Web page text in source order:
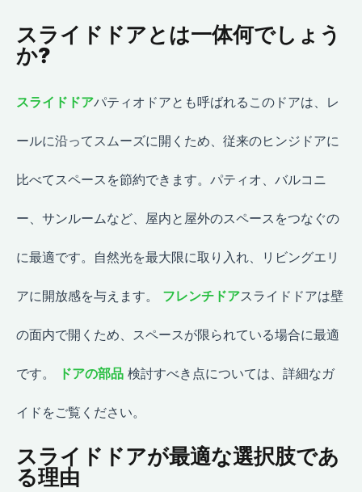
スライドドアとは一体何でしょう
か?
スライドドアパティオドアとも呼ばれるこのドアは、レ
ールに沿ってスムーズに開くため、従来のヒンジドアに
比べてスペースを節約できます。パティオ、バルコニ
ー、サンルームなど、屋内と屋外のスペースをつなぐの
に最適です。自然光を最大限に取り入れ、リビングエリ
アに開放感を与えます。 フレンチドアスライドドアは壁
の面内で開くため、スペースが限られている場合に最適
です。 ドアの部品 検討すべき点については、詳細なガ
イドをご覧ください。
スライドドアが最適な選択肢であ
る理由